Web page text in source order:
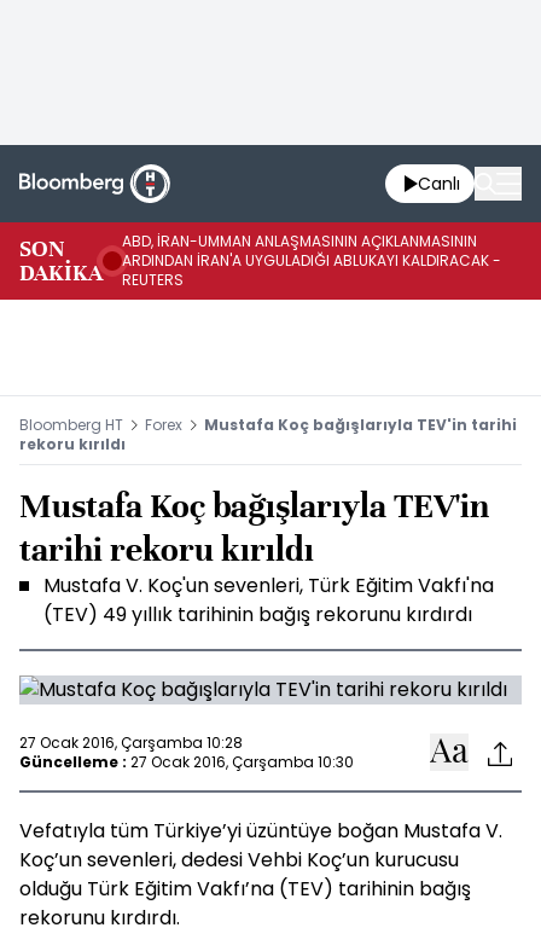
Canlı
SON
DAKİKA
ABD, İRAN-UMMAN ANLAŞMASININ AÇIKLANMASININ
ARDINDAN İRAN'A UYGULADIĞI ABLUKAYI KALDIRACAK -
REUTERS
Bloomberg HT Forex
Mustafa Koç bağışlarıyla TEV'in tarihi
rekoru kırıldı
Mustafa Koç bağışlarıyla TEV'in
tarihi rekoru kırıldı
Mustafa V. Koç'un sevenleri, Türk Eğitim Vakfı'na
(TEV) 49 yıllık tarihinin bağış rekorunu kırdırdı
27 Ocak 2016, Çarşamba 10:28
Güncelleme : 27 Ocak 2016, Çarşamba 10:30
Vefatıyla tüm Türkiye’yi üzüntüye boğan Mustafa V.
Koç’un sevenleri, dedesi Vehbi Koç’un kurucusu
olduğu Türk Eğitim Vakfı’na (TEV) tarihinin bağış
rekorunu kırdırdı.